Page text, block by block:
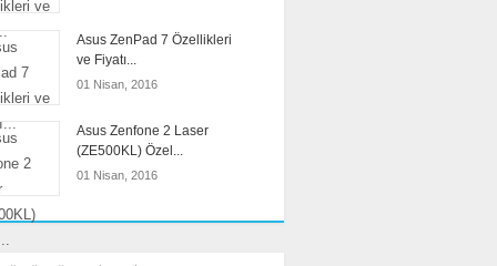
Asus ZenPad 7 Özellikleri
ve Fiyatı...
01 Nisan, 2016
Asus Zenfone 2 Laser
(ZE500KL) Özel...
01 Nisan, 2016